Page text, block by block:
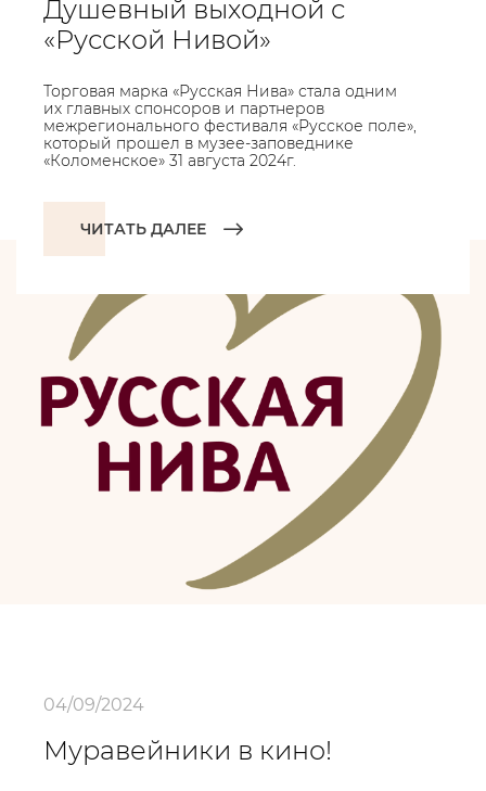
Душевный выходной с
«Русской Нивой»
Торговая марка «Русская Нива» стала одним
их главных спонсоров и партнеров
межрегионального фестиваля «Русское поле»,
который прошел в музее-заповеднике
«Коломенское» 31 августа 2024г.
ЧИТАТЬ ДАЛЕЕ
04/09/2024
Муравейники в кино!